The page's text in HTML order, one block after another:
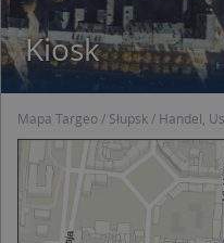
Kiosk
Mapa Targeo Słupsk Handel,